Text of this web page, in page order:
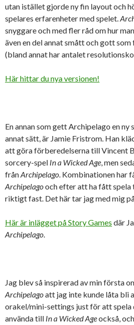
utan istället gjorde ny fin layout och
spelares erfarenheter med spelet.
snyggare och med fler råd om hur
även en del annat smått och gott
(bland annat har antalet
Här hittar du nya versionen!
En annan som gett Archipelago en
annat sätt, är Jamie Fristrom. Han
att göra förberedelserna till Vincent
sorcery-spel In a Wicked Age, men
frånArchipelago. Kombinationen har
Archipelagooch efter att ha fått spela
riktigt fast. Det här tar jag med mig
Här är inlägget på Story Games där
Archipelago.
Jag blev så inspirerad av min första
Archipelagoatt jag inte kunde låta bli
orakel/mini-settings just för att spela
använda till In a Wicked Ageockså,